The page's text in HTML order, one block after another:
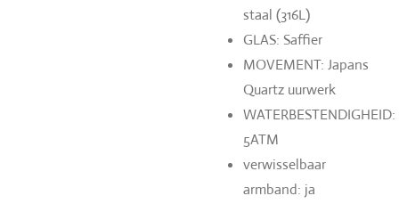
staal (316L)
GLAS: Saffier
MOVEMENT: Japans
Quartz uurwerk
WATERBESTENDIGHEID:
5ATM
verwisselbaar
armband: ja